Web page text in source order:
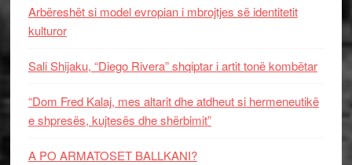
Arbëreshët si model evropian i mbrojtjes së identitetit
kulturor
Sali Shijaku, “Diego Rivera” shqiptar i artit tonë kombëtar
“Dom Fred Kalaj, mes altarit dhe atdheut si hermeneutikë
e shpresës, kujtesës dhe shërbimit”
A PO ARMATOSET BALLKANI?